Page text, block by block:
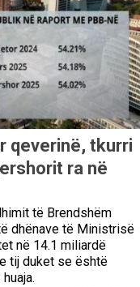
qeverinë, tkurri
ra në
të Brendshëm
dhënave të Ministrisë
në 14.1 miliardë
tij duket se është